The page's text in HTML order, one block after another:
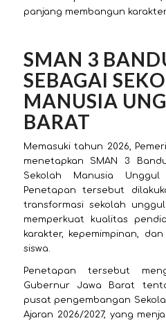
panjang membangun
SMAN 3
SEBAGAI
MANUSIA
BARAT
Memasuki tahun 2026,
menetapkan SMAN 3
Sekolah Manusia
Penetapan tersebut
transformasi sekolah
memperkuat kualitas
karakter, kepemimpinan,
siswa.
Penetapan tersebut
Gubernur Jawa Barat
pusat pengembangan
Ajaran 2026/2027, yang